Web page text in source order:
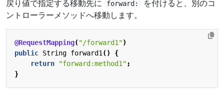
戻り値で指定する移動先に forward:
を付けると、別のコ
ントローラーメソッドへ移動します。
@RequestMapping("/forward1")
public String forward1 ()
{
return
"forward:method1" ;
}